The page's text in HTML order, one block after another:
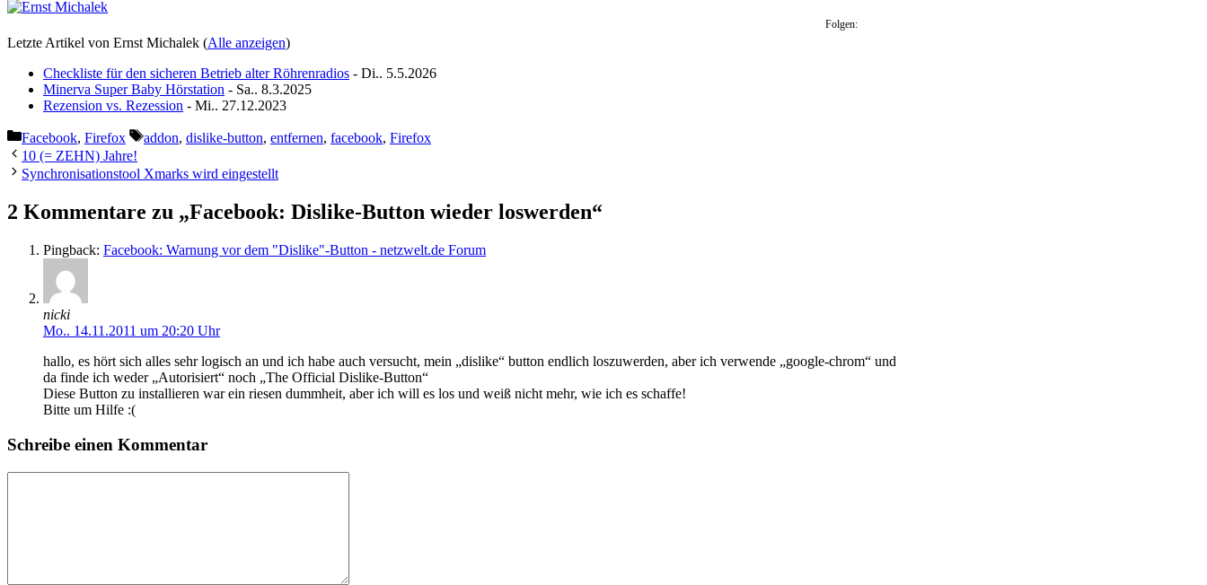
Folgen:
Letzte Artikel von Ernst Michalek (Alle anzeigen)
Checkliste für den sicheren Betrieb alter Röhrenradios - Di.. 5.5.2026
Minerva Super Baby Hörstation - Sa.. 8.3.2025
Rezension vs. Rezession - Mi.. 27.12.2023
Kategorien
Facebook, Firefox Schlagwörter
addon, dislike-button, entfernen, facebook, Firefox
10 (= ZEHN) Jahre!
Synchronisationstool Xmarks wird eingestellt
2 Kommentare zu „Facebook: Dislike-Button wieder loswerden“
Pingback: Facebook: Warnung vor dem "Dislike"-Button - netzwelt.de Forum
nicki
Mo.. 14.11.2011 um 20:20 Uhr
hallo, es hört sich alles sehr logisch an und ich habe auch versucht, mein „dislike“ button endlich loszuwerden, aber ich verwende „google-chrom“ und
da finde ich weder „Autorisiert“ noch „The Official Dislike-Button“
Diese Button zu installieren war ein riesen dummheit, aber ich will es los und weiß nicht mehr, wie ich es schaffe!
Bitte um Hilfe :(
Schreibe einen Kommentar